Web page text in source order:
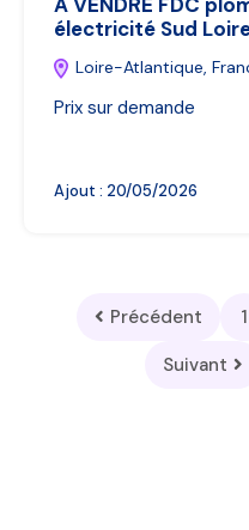
électricité Sud
Loire-Atlantique,
Prix sur demande
Ajout : 20/05/2026
Précédent 1
Suivant